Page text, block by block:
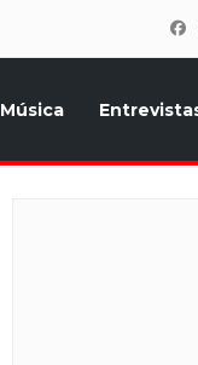
Música